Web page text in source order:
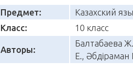
Предмет:
Казахский
Класс:
10 класс
Авторы:
Балтабаева
Е., Әбдіраман